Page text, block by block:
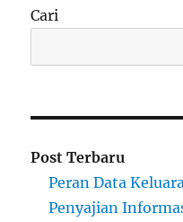
Cari
Post Terbaru
Peran Data
Penyajian